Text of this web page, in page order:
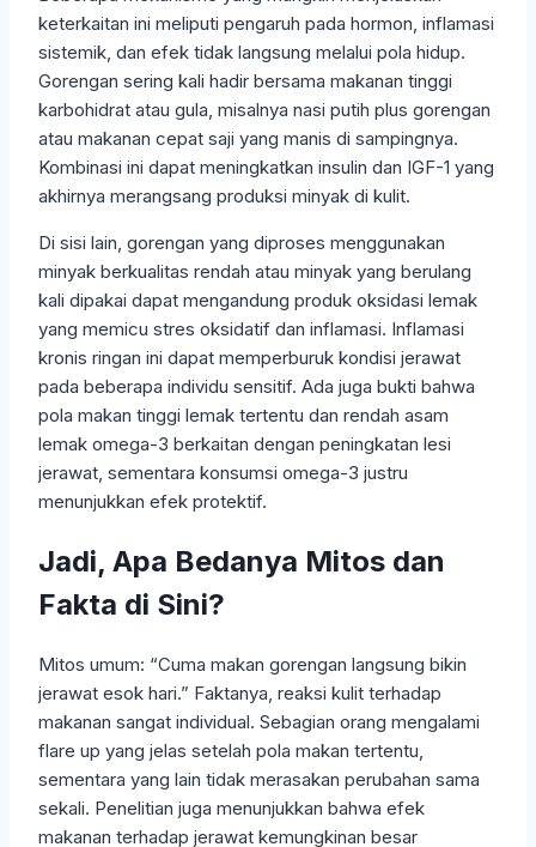
keterkaitan ini meliputi pengaruh pada hormon, inflamasi
sistemik, dan efek tidak langsung melalui pola hidup.
Gorengan sering kali hadir bersama makanan tinggi
karbohidrat atau gula, misalnya nasi putih plus gorengan
atau makanan cepat saji yang manis di sampingnya.
Kombinasi ini dapat meningkatkan insulin dan IGF-1 yang
akhirnya merangsang produksi minyak di kulit.
Di sisi lain, gorengan yang diproses menggunakan
minyak berkualitas rendah atau minyak yang berulang
kali dipakai dapat mengandung produk oksidasi lemak
yang memicu stres oksidatif dan inflamasi. Inflamasi
kronis ringan ini dapat memperburuk kondisi jerawat
pada beberapa individu sensitif. Ada juga bukti bahwa
pola makan tinggi lemak tertentu dan rendah asam
lemak omega-3 berkaitan dengan peningkatan lesi
jerawat, sementara konsumsi omega-3 justru
menunjukkan efek protektif.
Jadi, Apa Bedanya Mitos dan
Fakta di Sini?
Mitos umum: “Cuma makan gorengan langsung bikin
jerawat esok hari.” Faktanya, reaksi kulit terhadap
makanan sangat individual. Sebagian orang mengalami
flare up yang jelas setelah pola makan tertentu,
sementara yang lain tidak merasakan perubahan sama
sekali. Penelitian juga menunjukkan bahwa efek
makanan terhadap jerawat kemungkinan besar